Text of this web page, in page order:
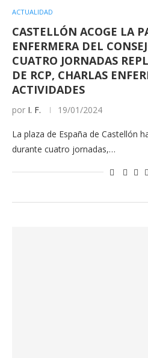
ACTUALIDAD
CASTELLÓN ACOGE LA
ENFERMERA DEL
CUATRO JORNADAS
DE RCP, CHARLAS
ACTIVIDADES
por I. F. 19/01/2024
La plaza de España de Castellón
durante cuatro jornadas,…